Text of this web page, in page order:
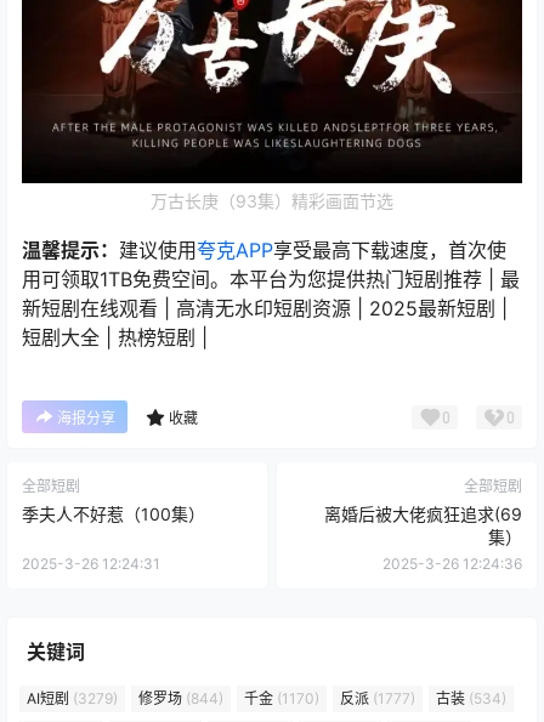
万古长庚（93集）精彩画面节选
温馨提示： 建议使用夸克APP享受最高下载速度，首次使
用可领取1TB免费空间。本平台为您提供热门短剧推荐 | 最
新短剧在线观看 | 高清无水印短剧资源 | 2025最新短剧 |
短剧大全 | 热榜短剧 |
海报分享 收藏 0 0
全部短剧
季夫人不好惹（100集）
2025-3-26 12:24:31
全部短剧
离婚后被大佬疯狂追求(69
集）
2025-3-26 12:24:36
关键词
AI短剧 (3279) 修罗场 (844) 千金 (1170) 反派 (1777) 古装 (534)